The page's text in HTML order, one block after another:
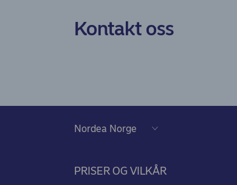
Kontakt oss
PRISER OG VILKÅR